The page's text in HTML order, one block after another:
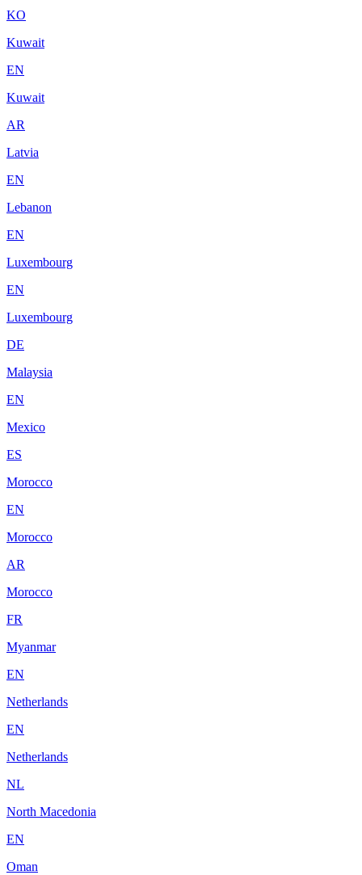
KO
Kuwait
EN
Kuwait
AR
Latvia
EN
Lebanon
EN
Luxembourg
EN
Luxembourg
DE
Malaysia
EN
Mexico
ES
Morocco
EN
Morocco
AR
Morocco
FR
Myanmar
EN
Netherlands
EN
Netherlands
NL
North Macedonia
EN
Oman